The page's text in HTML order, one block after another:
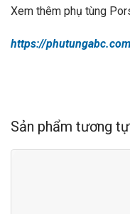
Xem thêm phụ tùng
https://
Sản phẩm tương tự